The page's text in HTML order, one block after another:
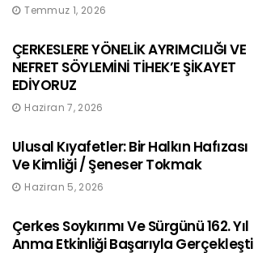
Temmuz 1, 2026
ÇERKESLERE YÖNELİK AYRIMCILIĞI VE
NEFRET SÖYLEMİNİ TİHEK’E ŞİKAYET
EDİYORUZ
Haziran 7, 2026
Ulusal Kıyafetler: Bir Halkın Hafızası
Ve Kimliği / Şeneser Tokmak
Haziran 5, 2026
Çerkes Soykırımı Ve Sürgünü 162. Yıl
Anma Etkinliği Başarıyla Gerçekleşti